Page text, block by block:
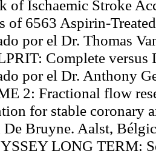
Ischaemic Stroke
of 6563 Aspirin-
por el Dr. Thomas
Complete versus
por el Dr. Anthony
2: Fractional flow
for stable coronary
De Bruyne. Aalst,
LONG TERM: